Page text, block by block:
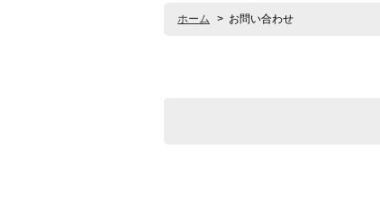
ホーム > お問い合わせ